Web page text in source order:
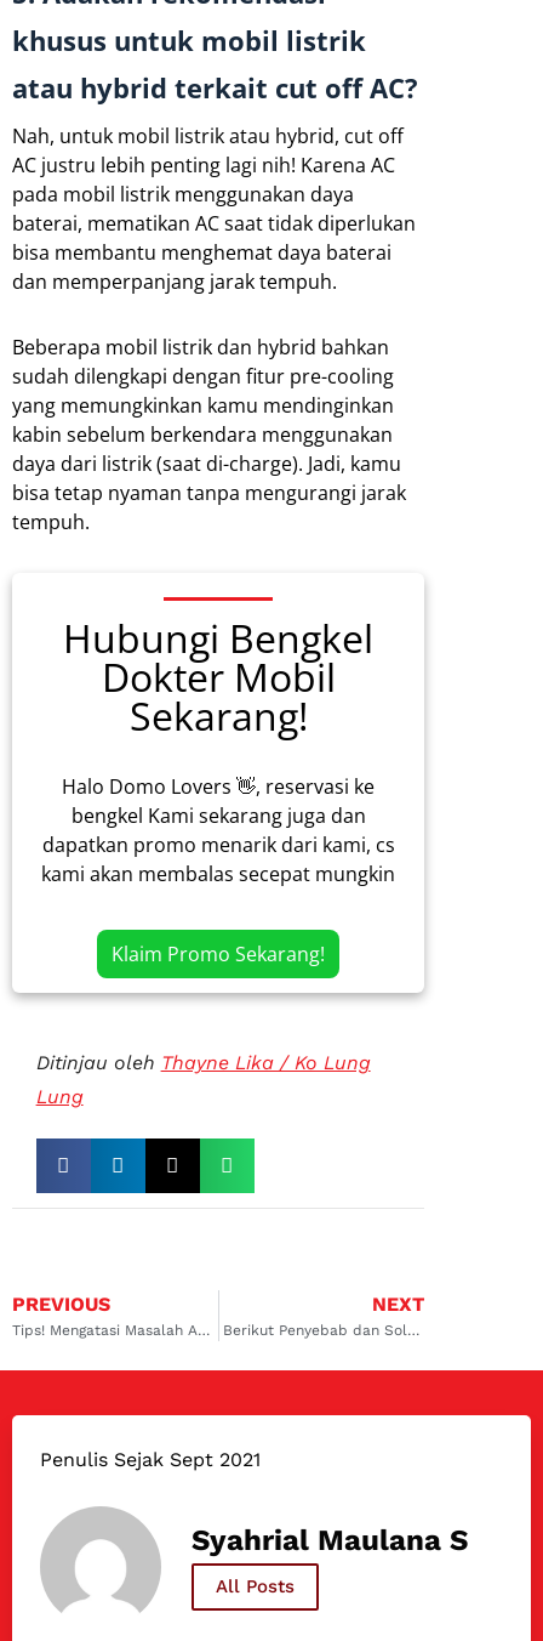
khusus untuk mobil listrik
atau hybrid terkait cut off AC?
Nah, untuk mobil listrik atau hybrid, cut off
AC justru lebih penting lagi nih! Karena AC
pada mobil listrik menggunakan daya
baterai, mematikan AC saat tidak diperlukan
bisa membantu menghemat daya baterai
dan memperpanjang jarak tempuh.
Beberapa mobil listrik dan hybrid bahkan
sudah dilengkapi dengan fitur pre-cooling
yang memungkinkan kamu mendinginkan
kabin sebelum berkendara menggunakan
daya dari listrik (saat di-charge). Jadi, kamu
bisa tetap nyaman tanpa mengurangi jarak
tempuh.
Hubungi Bengkel
Dokter Mobil
Sekarang!
Halo Domo Lovers 👋, reservasi ke
bengkel Kami sekarang juga dan
dapatkan promo menarik dari kami, cs
kami akan membalas secepat mungkin
Klaim Promo Sekarang!
Ditinjau oleh Thayne Lika / Ko Lung
Lung
PREVIOUS
Tips! Mengatasi Masalah AC Mobil Panas Saat Diam yang Perlu Kamu Ketahui
NEXT
Berikut Penyebab dan Solusi Mengatasi AC Mobil Kurang Dingin!
Penulis Sejak Sept 2021
Syahrial Maulana S
All Posts